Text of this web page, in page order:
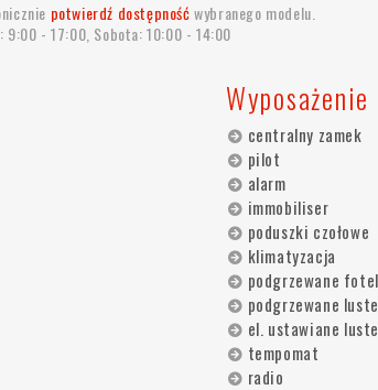
potwierdź dostępnośćwybranego modelu.
9:00 - 17:00, Sobota: 10:00 - 14:00
centralny zamek
pilot
alarm
immobiliser
poduszki czołowe
klimatyzacja
podgrzewane
podgrzewane
el. ustawiane
tempomat
radio